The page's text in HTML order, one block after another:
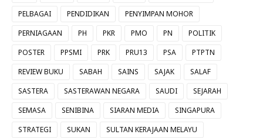
PELBAGAI
PENDIDIKAN
PENYIMPAN MOHOR
PERNIAGAAN
PH PKR PMO PN
POLITIK
POSTER
PPSMI PRK PRU13 PSA
PTPTN
REVIEW BUKU
SABAH SAINS SAJAK
SALAF
SASTERA
SASTERAWAN NEGARA SAUDI
SEJARAH
SEMASA
SENIBINA SIARAN MEDIA
SINGAPURA
STRATEGI
SUKAN
SULTAN KERAJAAN MELAYU